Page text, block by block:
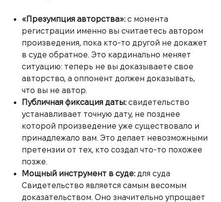
«Презумпция авторства»:с момента
регистрации именно вы считаетесь автором
произведения, пока кто-то другой не докажет
в суде обратное. Это кардинально меняет
ситуацию: теперь не вы доказываете свое
авторство, а оппонент должен доказывать,
что вы не автор.
Публичная фиксация даты:свидетельство
устанавливает точную дату, не позднее
которой произведение уже существовало и
принадлежало вам. Это делает невозможными
претензии от тех, кто создал что-то похожее
позже.
Мощный инструмент в суде:для суда
Свидетельство является самым весомым
доказательством. Оно значительно упрощает